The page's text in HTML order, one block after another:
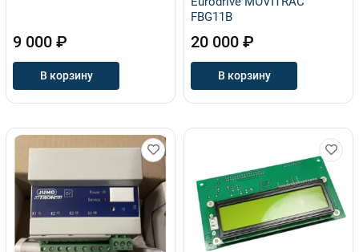
9 000 ₽
В корзину
FBG11B
20 000 ₽
В корзину